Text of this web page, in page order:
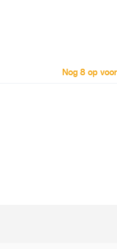
Nog 8 op